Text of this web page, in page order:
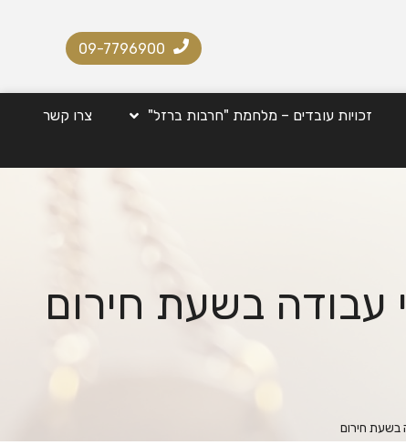
09-7796900
זכויות עובדים – מלחמת "חרבות ברזל" צרו קשר
עבודה בשעת חירום
בשעת חירום